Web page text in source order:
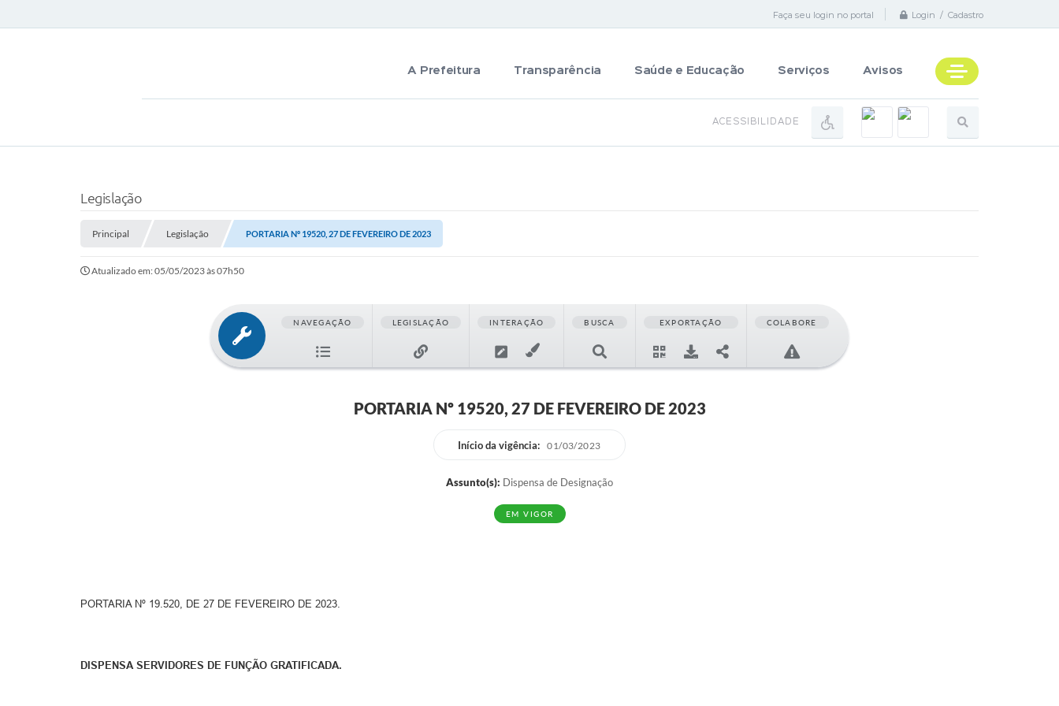
Faça seu login no portal Login / Cadastro
A Prefeitura Transparência Saúde e Educação Serviços Avisos
ACESSIBILIDADE
Legislação
Principal Legislação PORTARIA Nº 19520, 27 DE FEVEREIRO DE 2023
Atualizado em: 05/05/2023 às 07h50
NAVEGAÇÃO LEGISLAÇÃO INTERAÇÃO BUSCA EXPORTAÇÃO COLABORE
PORTARIA Nº 19520, 27 DE FEVEREIRO DE 2023
Início da vigência: 01/03/2023
Assunto(s): Dispensa de Designação
EM VIGOR
PORTARIA Nº 19.520, DE 27 DE FEVEREIRO DE 2023.
DISPENSA SERVIDORES DE FUNÇÃO GRATIFICADA.